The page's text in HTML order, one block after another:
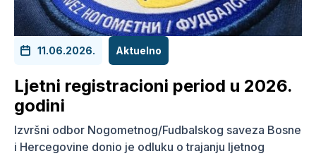
11.06.2026. Aktuelno
Ljetni registracioni period u 2026.
godini
Izvršni odbor Nogometnog/Fudbalskog saveza Bosne
i Hercegovine donio je odluku o trajanju ljetnog